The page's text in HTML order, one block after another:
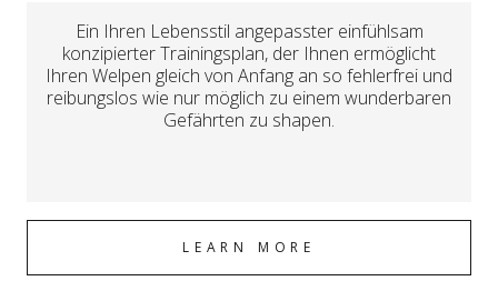
Ein Ihren Lebensstil angepasster einfühlsam
konzipierter Trainingsplan, der Ihnen ermöglicht
Ihren Welpen gleich von Anfang an so fehlerfrei und
reibungslos wie nur möglich zu einem wunderbaren
Gefährten zu shapen.
LEARN MORE